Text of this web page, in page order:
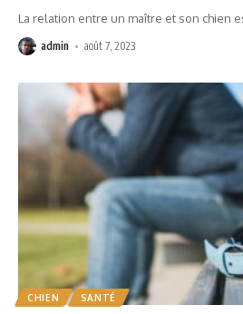
La relation entre un maître et son chien
admin août 7, 2023
CHIEN SANTÉ